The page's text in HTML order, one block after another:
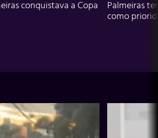
conquistava a Copa
Palmeiras
como